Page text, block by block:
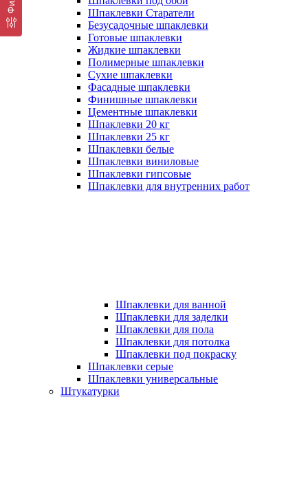
Шпаклевки Старатели
Безусадочные шпаклевки
Готовые шпаклевки
Жидкие шпаклевки
Полимерные шпаклевки
Сухие шпаклевки
Фасадные шпаклевки
Финишные шпаклевки
Цементные шпаклевки
Шпаклевки 20 кг
Шпаклевки 25 кг
Шпаклевки белые
Шпаклевки виниловые
Шпаклевки гипсовые
Шпаклевки для внутренних работ
Шпаклевки для ванной
Шпаклевки для заделки
Шпаклевки для пола
Шпаклевки для потолка
Шпаклевки под покраску
Шпаклевки серые
Шпаклевки универсальные
Штукатурки